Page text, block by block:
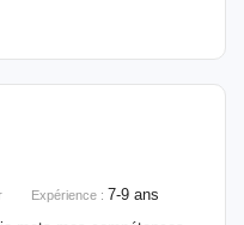
Expérience : 7-9 ans